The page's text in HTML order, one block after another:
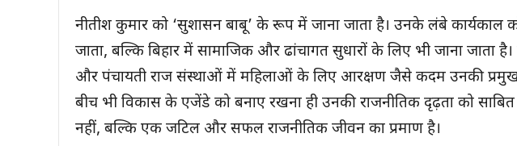
नीतीश कुमार को ‘सुशासन बाबू’ के रूप में जाना जाता है। उनके लंबे कार्यकाल
जाता, बल्कि बिहार में सामाजिक और ढांचागत सुधारों के लिए भी जाना जाता है।
और पंचायती राज संस्थाओं में महिलाओं के लिए आरक्षण जैसे कदम उनकी प्रमुख
बीच भी विकास के एजेंडे को बनाए रखना ही उनकी राजनीतिक दृढ़ता को साबित
नहीं, बल्कि एक जटिल और सफल राजनीतिक जीवन का प्रमाण है।